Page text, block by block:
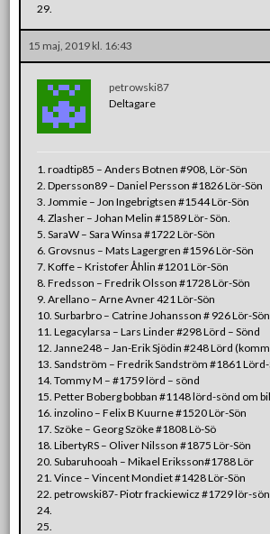
29.
15 maj, 2019 kl. 16:43
petrowski87
Deltagare
1. roadtip85 – Anders Botnen #908, Lör-Sön
2. Dpersson89 – Daniel Persson #1826 Lör-Sön
3. Jommie – Jon Ingebrigtsen #1544 Lör-Sön
4. Zlasher – Johan Melin #1589 Lör- Sön.
5. SaraW – Sara Winsa #1722 Lör-Sön
6. Grovsnus – Mats Lagergren #1596 Lör-Sön
7. Koffe – Kristofer Åhlin #1201 Lör-Sön
8. Fredsson – Fredrik Olsson #1728 Lör-Sön
9. Arellano – Arne Avner 421 Lör-Sön
10. Surbarbro – Catrine Johansson # 926 Lör-Sön
11. Legacylarsa – Lars Linder #298 Lörd – Sönd
12. Janne248 – Jan-Erik Sjödin #248 Lörd
13. Sandström – Fredrik Sandström #1861 Lörd-
14. Tommy M – #1759 lörd – sönd
15. Petter Boberg bobban #1148 lörd-sönd om
16. inzolino – Felix B Kuurne #1520 Lör-Sön
17. Szöke – Georg Szöke #1808 Lö-Sö
18. LibertyRS – Oliver Nilsson #1875 Lör-Sön
20. Subaruhooah – Mikael Eriksson#1788 Lör
21. Vince – Vincent Mondiet #1428 Lör-Sön
22. petrowski87- Piotr frackiewicz #1729 lör-sön
24.
25.